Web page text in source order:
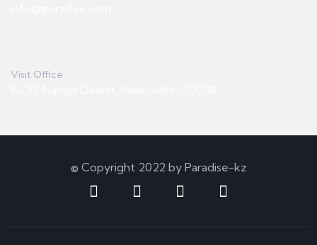
Visit Office
© Copyright 2022 by Paradise-kz